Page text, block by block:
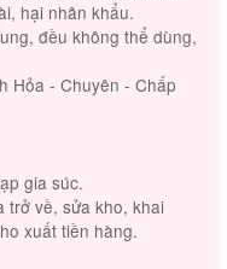
hại nhân khẩu.
đều không thể dùng,
Hỏa - Chuyên - Chấp
gia súc.
trở về, sửa kho, khai
xuất tiền hàng.